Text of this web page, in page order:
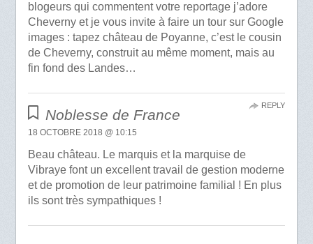
blogeurs qui commentent votre reportage j’adore
Cheverny et je vous invite à faire un tour sur Google
images : tapez château de Poyanne, c’est le cousin
de Cheverny, construit au même moment, mais au
fin fond des Landes…
Noblesse de France
18 OCTOBRE 2018 @ 10:15
Beau château. Le marquis et la marquise de
Vibraye font un excellent travail de gestion moderne
et de promotion de leur patrimoine familial ! En plus
ils sont très sympathiques !
REPLY